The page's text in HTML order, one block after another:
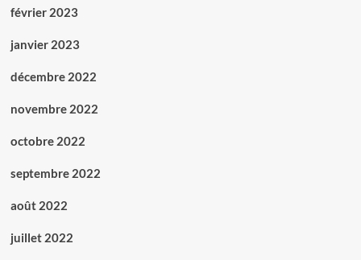
février 2023
janvier 2023
décembre 2022
novembre 2022
octobre 2022
septembre 2022
août 2022
juillet 2022